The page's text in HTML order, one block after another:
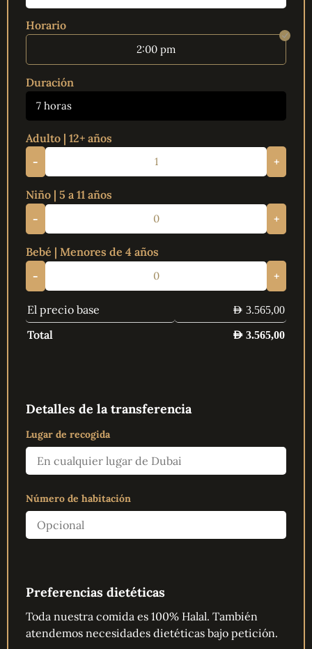
Horario
2:00 pm
Duración
7 horas
Adulto | 12+ años
-
+
Niño | 5 a 11 años
-
+
Bebé | Menores de 4 años
-
+
El precio base AED 3.565,00
Total AED 3.565,00
Detalles de la transferencia
Lugar de recogida
Número de habitación
Preferencias dietéticas
Toda nuestra comida es 100% Halal. También
atendemos necesidades dietéticas bajo petición.